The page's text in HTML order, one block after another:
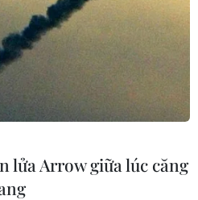
lửa Arrow giữa lúc căng